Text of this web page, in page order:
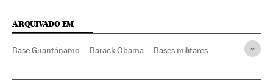
ARQUIVADO EM
Base Guantánamo Barack Obama Bases militares